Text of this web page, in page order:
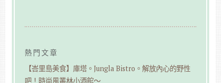
熱門文章
【峇里島美食】庫塔。Jungla Bistro。解放內心的野性
吧！時尚風叢林小酒館～